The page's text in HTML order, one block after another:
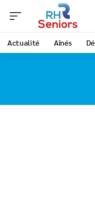
Actualité Aînés